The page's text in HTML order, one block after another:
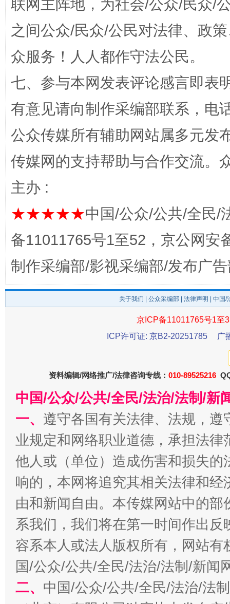
完善运行机制助力责任有效落实 一纸欠
东山县通报“牛蛙产品抗生素超标问题” 法
千年窑火 生生不息 一
联网主阵地，为社会/公众/民众/
之间公众/民众/公民对法律、政
众服务！人人都作守法公民。
七、参与本网发表评论感言即表
有意见请向制作采编部联系，电
公众传媒所有辅助网站属多元发
传媒网的支持帮助与合作交流。
主办 :
★★★★★中国/公众/公共/全民/
备11011765号1至52，京公网安
制作采编部/影视采编部/发布广
关于我们 公众采编部 法律声明 | 中国
京ICP备11011765号1至
ICP许可证: 京B2-20251785
广
资料编辑/网络推广/法律咨询专线： 010-89525216
中国/公众/公共/全民/法治/法制/新
一、 遵守各国有关法律、法规，
业规定和网络职业道德，承担法
他人或（单位）造成伤害和损失
响的，本网将追究其相关法律和
由和新闻自由。本传媒网站中的
系我们，我们将在第一时间作出
容系本人或法人版权所有，网站
国/公众/公共/全民/法治/法制/新闻
二、 中国/公众/公共/全民/法治/法